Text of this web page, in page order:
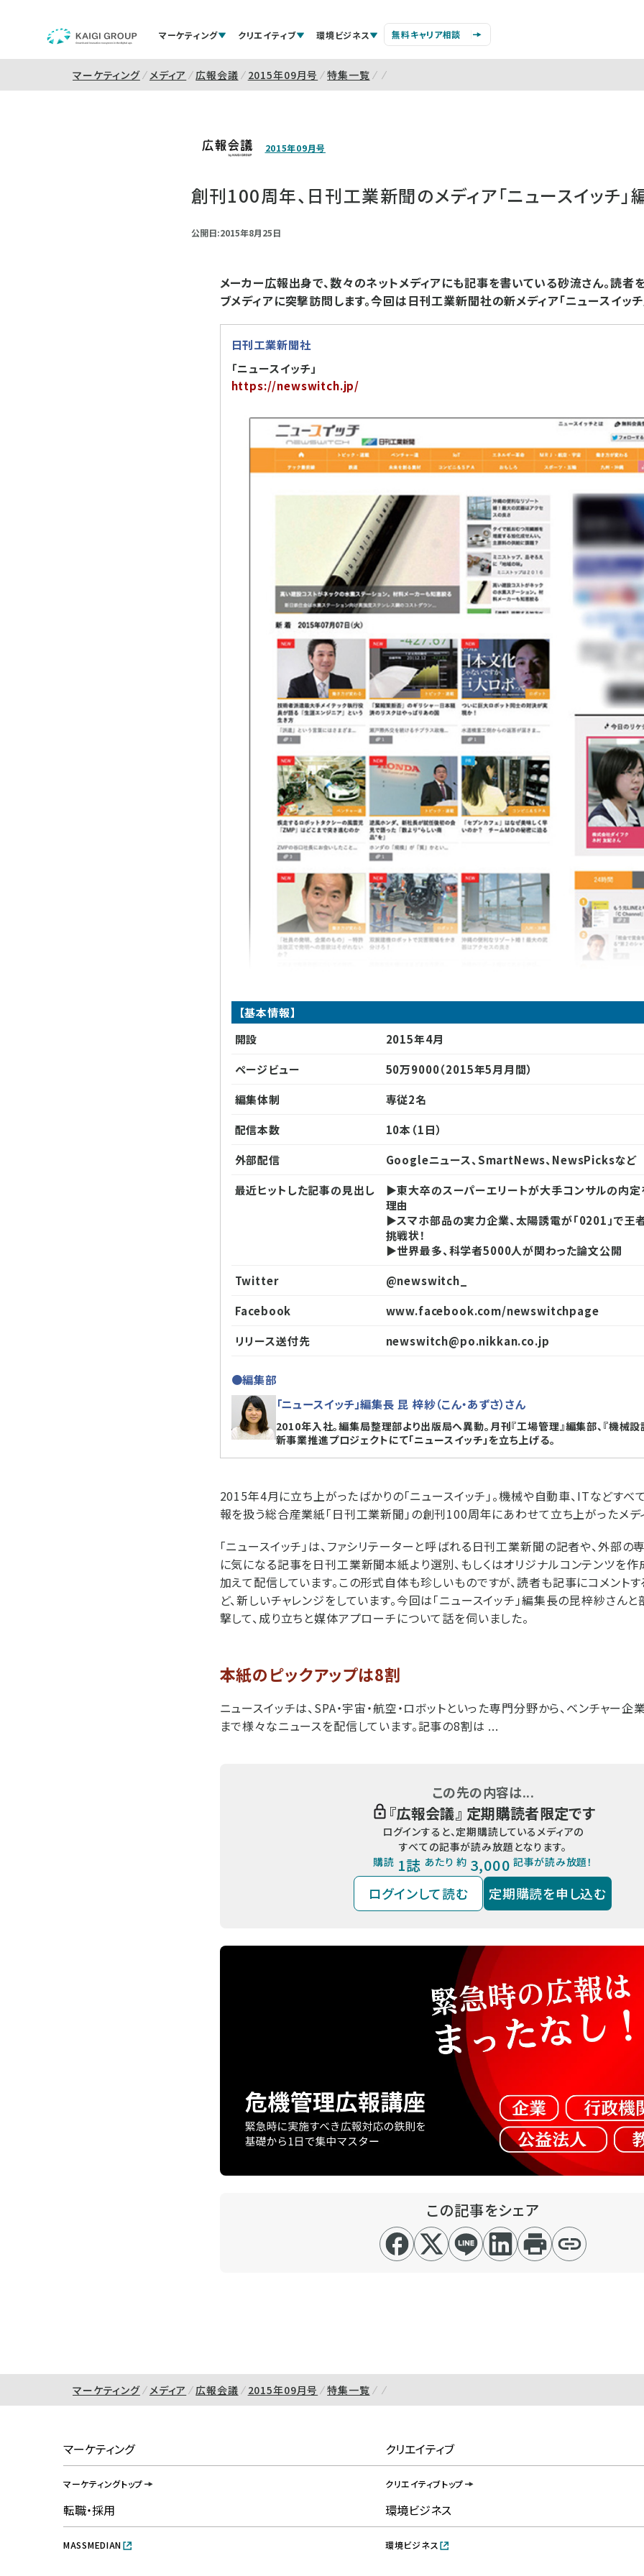
マーケティング クリエイティブ 環境ビジネス 無料キャリア相談
マーケティング メディア 広報会議 2015年09月号 特集一覧
2015年09月号
創刊100周年、日刊工業新聞のメディア「ニュースイッチ
公開日:2015年8月25日
メーカー広報出身で、数々のネットメディアにも記事を書いている砂流さん。読者
ブメディアに突撃訪問します。今回は日刊工業新聞社の新メディア「ニュースイッチ
日刊工業新聞社
「ニュースイッチ」
https://newswitch.jp/
【基本情報】
開設
2015年4月
ページビュー
50万9000（2015年5月月間）
編集体制
専従2名
配信本数
10本（1日）
外部配信
Googleニュース、SmartNews、NewsPicksなど
最近ヒットした記事の見出し
▶東大卒のスーパーエリートが大手コンサルの内定
理由
▶スマホ部品の実力企業、太陽誘電が「0201」で王
挑戦状！
▶世界最多、科学者5000人が関わった論文公開
Twitter
@newswitch_
Facebook
www.facebook.com/newswitchpage
リリース送付先
newswitch@po.nikkan.co.jp
●編集部
「ニュースイッチ」編集長 昆 梓紗（こん・あずさ）さん
2010年入社。編集局整理部より出版局へ異動。月刊『工場管理』編集部、『機械設
新事業推進プロジェクトにて「ニュースイッチ」を立ち上げる。
2015年4月に立ち上がったばかりの「ニュースイッチ」。機械や自動車、ITなどすべ
報を扱う総合産業紙「日刊工業新聞」の創刊100周年にあわせて立ち上がったメデ
「ニュースイッチ」は、ファシリテーターと呼ばれる日刊工業新聞の記者や、外部の
に気になる記事を日刊工業新聞本紙より選別、もしくはオリジナルコンテンツを作
加えて配信しています。この形式自体も珍しいものですが、読者も記事にコメント
ど、新しいチャレンジをしています。今回は「ニュースイッチ」編集長の昆梓紗さん
撃して、成り立ちと媒体アプローチについて話を伺いました。
本紙のピックアップは8割
ニュースイッチは、SPA・宇宙・航空・ロボットといった専門分野から、ベンチャー企
まで様々なニュースを配信しています。記事の8割は ...
この先の内容は...
『広報会議』 定期購読者限定です
ログインすると、定期購読しているメディアの
すべての記事が読み放題となります。
購読 1誌 あたり 約 3,000 記事が読み放題！
ログインして読む 定期購読を申し込む
この記事をシェア
マーケティング メディア 広報会議 2015年09月号 特集一覧
マーケティング
マーケティングトップ
クリエイティブ
クリエイティブトップ
転職・採用
MASSMEDIAN
環境ビジネス
環境ビジネス